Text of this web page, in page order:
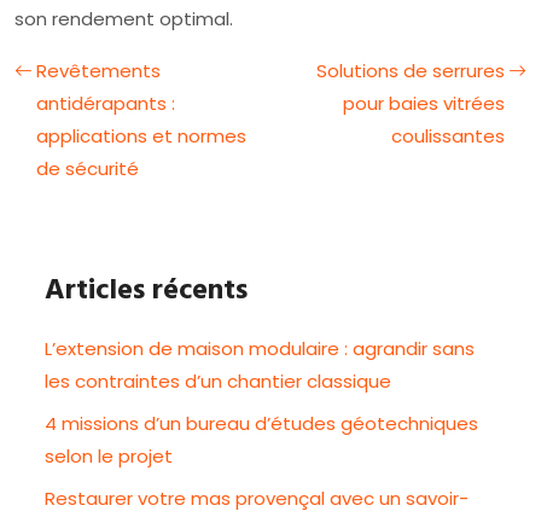
son rendement optimal.
Revêtements
antidérapants :
applications et normes
de sécurité
Solutions de serrures
pour baies vitrées
coulissantes
Articles récents
L’extension de maison modulaire : agrandir sans
les contraintes d’un chantier classique
4 missions d’un bureau d’études géotechniques
selon le projet
Restaurer votre mas provençal avec un savoir-